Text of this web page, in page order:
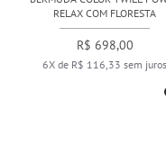
RELAX COM FLORESTA
R$ 698,00
6X de R$ 116,33 sem juros